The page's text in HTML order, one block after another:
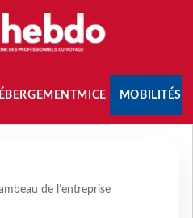
MICE MOBILITÉS
de l’entreprise